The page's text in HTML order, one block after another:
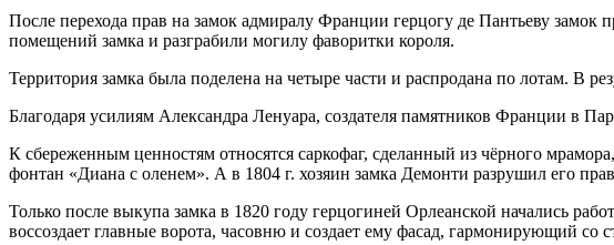
После перехода прав на замок адмиралу Франции герцогу де Пантьеву
помещений замка и разграбили могилу фаворитки короля.
Территория замка была поделена на четыре части и распродана по лотам. В
Благодаря усилиям Александра Ленуара, создателя памятников Франции в
К сбереженным ценностям относятся саркофаг, сделанный из чёрного
фонтан «Диана с оленем». А в 1804 г. хозяин замка Демонти разрушил его
Только после выкупа замка в 1820 году герцогиней Орлеанской начались
воссоздает главные ворота, часовню и создает ему фасад, гармонирующий со